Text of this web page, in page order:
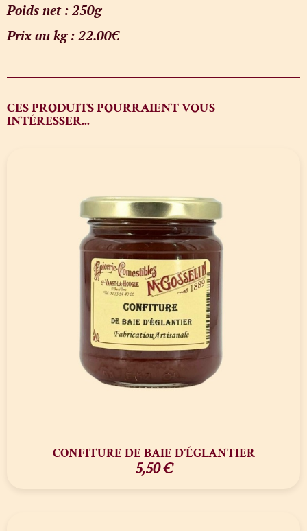
Poids net : 250g
Prix au kg : 22.00€
CES PRODUITS POURRAIENT VOUS
INTÉRESSER...
CONFITURE DE BAIE D’ÉGLANTIER
5,50€